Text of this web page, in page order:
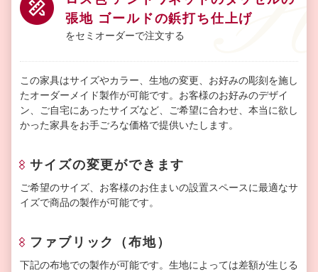
張地 ゴールドの鋲打ち仕上げ
をセミオーダーで注文する
この家具はサイズやカラー、生地の変更、お好みの彫刻を施し
たオーダーメイド製作が可能です。お客様のお好みのデザイ
ン、ご自宅にあったサイズなど、ご希望に合わせ、本当に欲し
かった家具をお手ごろな価格で提供いたします。
サイズの変更ができます
ご希望のサイズ、お客様のお住まいの設置スペースに最適なサ
イズで商品の製作が可能です。
ファブリック（布地）
下記の布地での製作が可能です。生地によっては差額が生じる